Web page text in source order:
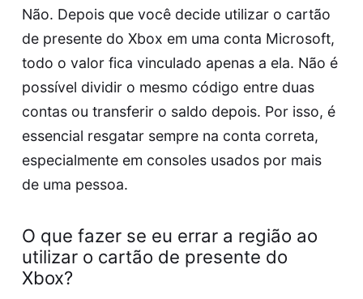
Não. Depois que você decide utilizar o cartão
de presente do Xbox em uma conta Microsoft,
todo o valor fica vinculado apenas a ela. Não é
possível dividir o mesmo código entre duas
contas ou transferir o saldo depois. Por isso, é
essencial resgatar sempre na conta correta,
especialmente em consoles usados por mais
de uma pessoa.
O que fazer se eu errar a região ao
utilizar o cartão de presente do
Xbox?